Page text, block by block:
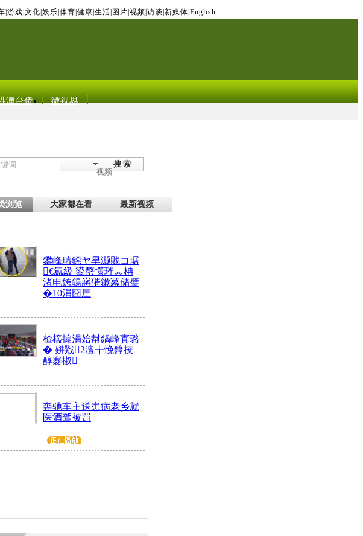
游戏 文化 娱乐 体育 健康 生活 图片 视频 访谈 新媒体 English
澳台侨 微视界
搜 索
视频
浏览 大家都在看 最新视频
鐢峰瓙鐚ヤ旱灏戝コ琚
€氱級 鍙嶅憡璀︽柟
渚电姱鍚嶈獕鏉冪储璧
�10涓囧厓
楂橀搧涓婄幇鍋峰寘璐
� 姘戣2澶╁悗鎿掕
醇褰掓
奔驰车主送患病老乡就
医酒驾被罚